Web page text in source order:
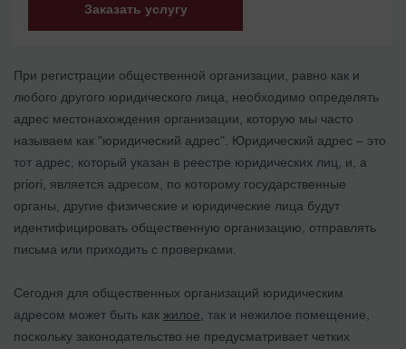
Заказать услугу
При регистрации общественной организации, равно как и
любого другого юридического лица, необходимо определять
адрес местонахождения организации, которую мы часто
называем как "юридический адрес". Юридический адрес – это
тот адрес, который указан в реестре юридических лиц, и, a
priori, является адресом, по которому государственные
органы, другие физические и юридические лица будут
идентифицировать общественную организацию, отправлять
письма или приходить с проверками.
Сегодня для общественных организаций юридическим
адресом может быть как жилое , так и нежилое помещение,
поскольку законодательство не предусматривает четких